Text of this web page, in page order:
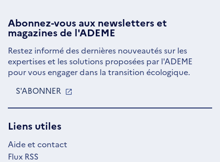
Abonnez-vous aux newsletterset
magazines de l'ADEME
Restez informé des dernières nouveautés sur les
expertises et les solutions proposées par l'ADEME
pour vous engager dans la transition écologique.
S'ABONNER
UNE
Liens utiles
Aide et contact
Flux RSS